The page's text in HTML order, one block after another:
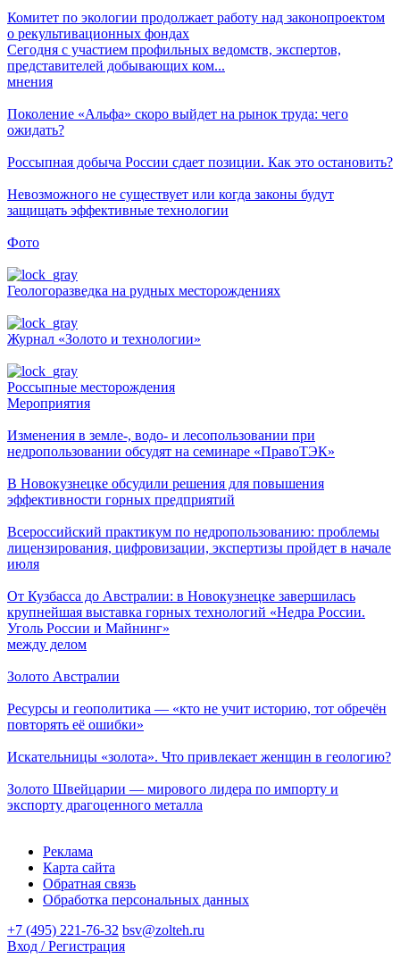
Комитет по экологии продолжает работу над законопроектом
о рекультивационных фондах
Сегодня с участием профильных ведомств, экспертов,
представителей добывающих ком...
мнения
Поколение «Альфа» скоро выйдет на рынок труда: чего
ожидать?
Россыпная добыча России сдает позиции. Как это остановить?
Невозможного не существует или когда законы будут
защищать эффективные технологии
Фото
Геологоразведка на рудных месторождениях
Журнал «Золото и технологии»
Россыпные месторождения
Мероприятия
Изменения в земле-, водо- и лесопользовании при
недропользовании обсудят на семинаре «ПравоТЭК»
В Новокузнецке обсудили решения для повышения
эффективности горных предприятий
Всероссийский практикум по недропользованию: проблемы
лицензирования, цифровизации, экспертизы пройдет в начале
июля
От Кузбасса до Австралии: в Новокузнецке завершилась
крупнейшая выставка горных технологий «Недра России.
Уголь России и Майнинг»
между делом
Золото Австралии
Ресурсы и геополитика — «кто не учит историю, тот обречён
повторять её ошибки»
Искательницы «золота». Что привлекает женщин в геологию?
Золото Швейцарии — мирового лидера по импорту и
экспорту драгоценного металла
Реклама
Карта сайта
Обратная связь
Обработка персональных данных
+7 (495) 221-76-32 bsv@zolteh.ru
Вход / Регистрация